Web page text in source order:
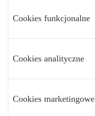
Cookies funkcjonalne
Cookies analityczne
Cookies marketingowe